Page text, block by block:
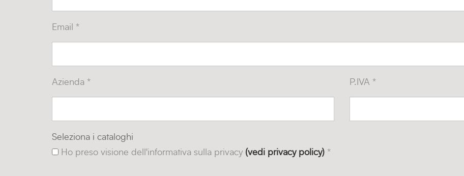
Email *
Azienda * P.IVA *
Seleziona i cataloghi
Ho preso visione dell'informativa sulla privacy (vedi privacy policy) *